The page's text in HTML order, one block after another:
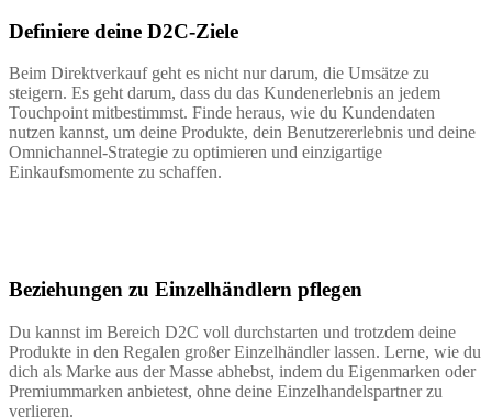
Definiere deine D2C-Ziele
Beim Direktverkauf geht es nicht nur darum, die Umsätze zu
steigern. Es geht darum, dass du das Kundenerlebnis an jedem
Touchpoint mitbestimmst. Finde heraus, wie du Kundendaten
nutzen kannst, um deine Produkte, dein Benutzererlebnis und deine
Omnichannel-Strategie zu optimieren und einzigartige
Einkaufsmomente zu schaffen.
Beziehungen zu Einzelhändlern pflegen
Du kannst im Bereich D2C voll durchstarten und trotzdem deine
Produkte in den Regalen großer Einzelhändler lassen. Lerne, wie du
dich als Marke aus der Masse abhebst, indem du Eigenmarken oder
Premiummarken anbietest, ohne deine Einzelhandelspartner zu
verlieren.